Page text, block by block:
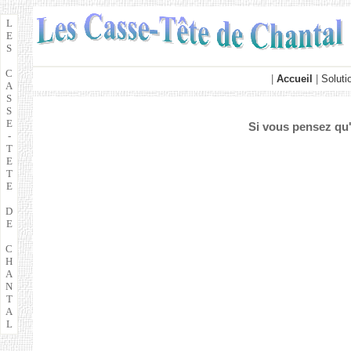
Accueil
Si vous pensez
L
E
S
C
A
S
S
E
-
T
E
T
E
D
E
C
H
A
N
T
A
L